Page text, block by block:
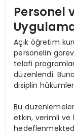
Personel
Açık öğretim
personelin
telafi
düzenlendi.
disiplin
Bu
etkin, verimli ve